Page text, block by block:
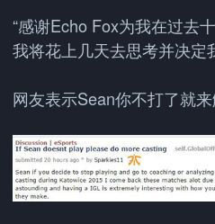
“感谢Echo Fox为我在过去
我将花上几天去思考并决定
网友表示Sean你不打了就来